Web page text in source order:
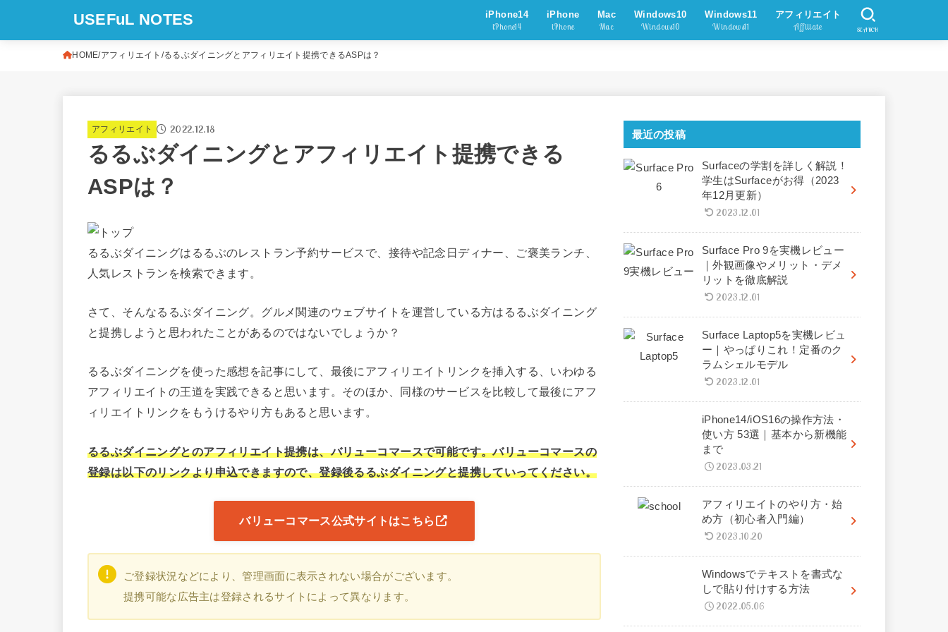
USEFuL NOTES iPhone14
iPhone14
iPhone
iPhone
Mac
Mac
Windows10
Windows10
Windows11
Windows11
アフィリエイト
Affiliate SEARCH
HOME アフィリエイト るるぶダイニングとアフィリエイト提携できるASPは？
アフィリエイト 2022.12.18
るるぶダイニングとアフィリエイト提携できる
ASPは？
るるぶダイニングはるるぶのレストラン予約サービスで、接待や記念日ディナー、ご褒美ランチ、
人気レストランを検索できます。
さて、そんなるるぶダイニング。グルメ関連のウェブサイトを運営している方はるるぶダイニング
と提携しようと思われたことがあるのではないでしょうか？
るるぶダイニングを使った感想を記事にして、最後にアフィリエイトリンクを挿入する、いわゆる
アフィリエイトの王道を実践できると思います。そのほか、同様のサービスを比較して最後にアフ
ィリエイトリンクをもうけるやり方もあると思います。
るるぶダイニングとのアフィリエイト提携は、バリューコマースで可能です。バリューコマースの
登録は以下のリンクより申込できますので、登録後るるぶダイニングと提携していってください。
バリューコマース公式サイトはこちら
ご登録状況などにより、管理画面に表示されない場合がございます。
提携可能な広告主は登録されるサイトによって異なります。
最近の投稿
Surfaceの学割を詳しく解説！
学生はSurfaceがお得（2023
年12月更新）
2023.12.01
Surface Pro 9を実機レビュー
｜外観画像やメリット・デメ
リットを徹底解説
2023.12.01
Surface Laptop5を実機レビュ
ー｜やっぱりこれ！定番のク
ラムシェルモデル
2023.12.01
iPhone14/iOS16の操作方法・
使い方 53選｜基本から新機能
まで
2023.03.21
アフィリエイトのやり方・始
め方（初心者入門編）
2023.10.20
Windowsでテキストを書式な
しで貼り付けする方法
2022.05.06